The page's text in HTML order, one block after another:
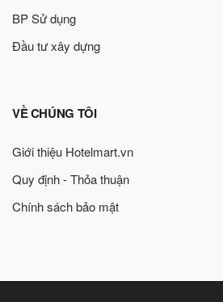
BP Sử dụng
Đầu tư xây dựng
VỀ CHÚNG TÔI
Giới thiệu Hotelmart.vn
Quy định - Thỏa thuận
Chính sách bảo mật